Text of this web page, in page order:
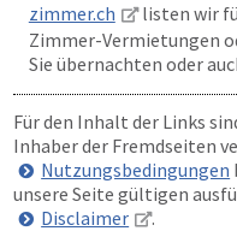
zimmer.ch
listen wir
Zimmer-Vermietungen
Sie übernachten oder
Für den Inhalt der Links
Inhaber der Fremdseiten
Nutzungsbedingungen
unsere Seite gültigen
Disclaimer
.